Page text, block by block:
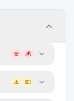
🚨 💰
⚠️ 💵